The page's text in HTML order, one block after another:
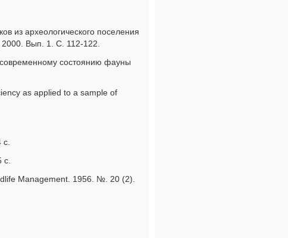
из археологического поселения
Вып. 1. С. 112-122.
состоянию фауны
as applied to a sample of
c.
Management. 1956. №. 20 (2).